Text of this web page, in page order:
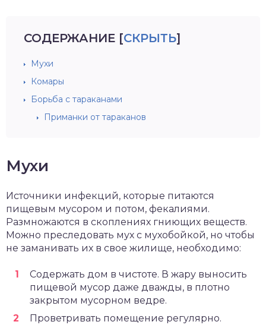
СОДЕРЖАНИЕ [СКРЫТЬ]
Мухи
Комары
Борьба с тараканами
Приманки от тараканов
Мухи
Источники инфекций, которые питаются
пищевым мусором и потом, фекалиями.
Размножаются в скоплениях гниющих веществ.
Можно преследовать мух с мухобойкой, но чтобы
не заманивать их в свое жилище, необходимо:
Содержать дом в чистоте. В жару выносить
пищевой мусор даже дважды, в плотно
закрытом мусорном ведре.
Проветривать помещение регулярно.